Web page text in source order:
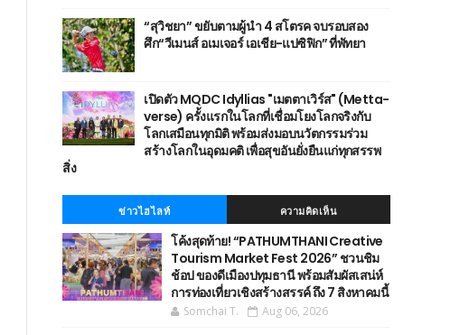
“สุวิชยา” ขยับตามผู้นำ 4 สโตรค จบรอบสอง
ศึก“วีเมนส์ อเมเจอร์ เอเชีย-แปซิฟิก” ที่พัทยา
เปิดตัว MQDC Idyllias "เมตตาเวิร์ส" (Metta-
verse) ครั้งแรกในโลกที่เชื่อมโยงโลกจริงกับ
โลกเสมือนทุกมิติ พร้อมส่งมอบนวัตกรรมร่วม
สร้างโลกในอุดมคติ เพื่อสุขอันยั่งยืนแก่ทุกสรรพ
สิ่ง
ข่าวไฮไลท์ ความคิดเห็น
โค้งสุดท้าย! “PATHUMTHANI Creative
Tourism Market Fest 2026” ชวนชิม
ช้อป ของดีเมืองปทุมธานี พร้อมสัมผัสเสน่ห์
การท่องเที่ยวเชิงสร้างสรรค์ ถึง 7 สิงหาคมนี้
Somchai T. Aug 06, 2026